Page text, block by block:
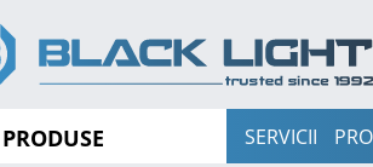
PRODUSE SERVICII